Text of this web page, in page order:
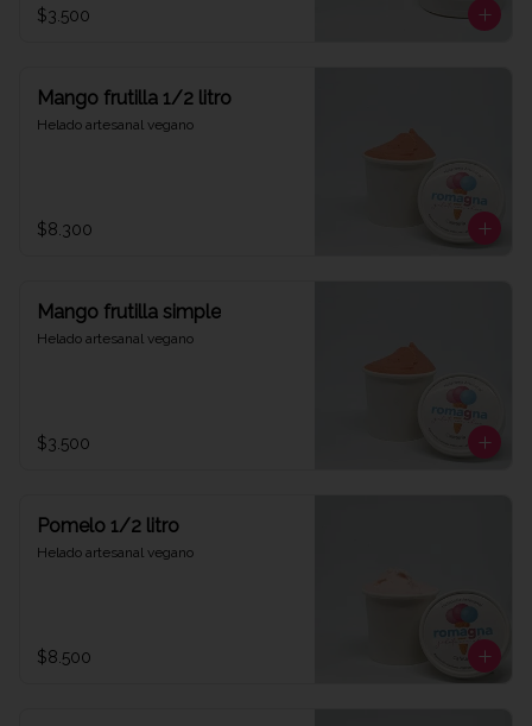
$3.500
Mango frutilla 1/2 litro
Helado artesanal vegano
$8.300
Mango frutilla simple
Helado artesanal vegano
$3.500
Pomelo 1/2 litro
Helado artesanal vegano
$8.500